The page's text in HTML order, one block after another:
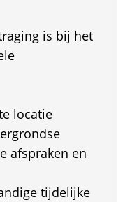
is bij het
locatie
afspraken en
tijdelijke